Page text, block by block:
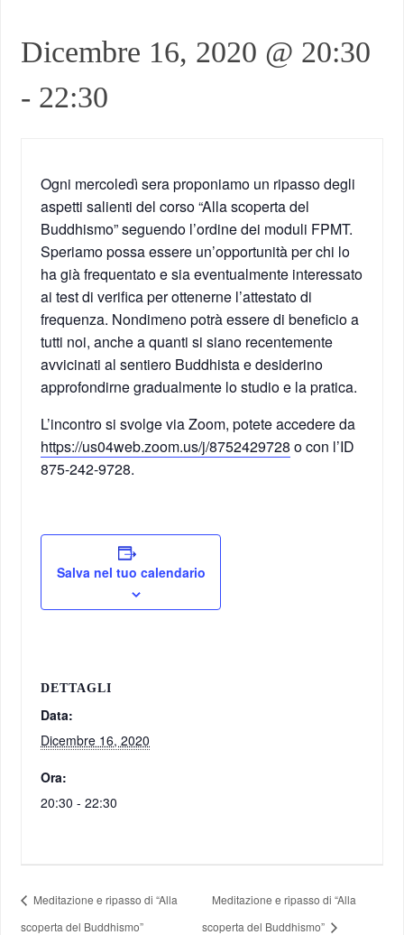
Dicembre 16, 2020 @ 20:30
- 22:30
Ogni mercoledì sera proponiamo un ripasso degli
aspetti salienti del corso “Alla scoperta del
Buddhismo” seguendo l’ordine dei moduli FPMT.
Speriamo possa essere un’opportunità per chi lo
ha già frequentato e sia eventualmente interessato
ai test di verifica per ottenerne l’attestato di
frequenza. Nondimeno potrà essere di beneficio a
tutti noi, anche a quanti si siano recentemente
avvicinati al sentiero Buddhista e desiderino
approfondirne gradualmente lo studio e la pratica.
L’incontro si svolge via Zoom, potete accedere da
https://us04web.zoom.us/j/8752429728 o con l’ID
875-242-9728.
Salva nel tuo calendario
DETTAGLI
Data:
Dicembre 16, 2020
Ora:
20:30 - 22:30
Meditazione e ripasso di “Alla
scoperta del Buddhismo”
Meditazione e ripasso di “Alla
scoperta del Buddhismo”